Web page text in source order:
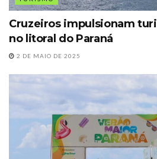
Cruzeiros impulsionam
no litoral do Paraná
2 DE MAIO DE 2025